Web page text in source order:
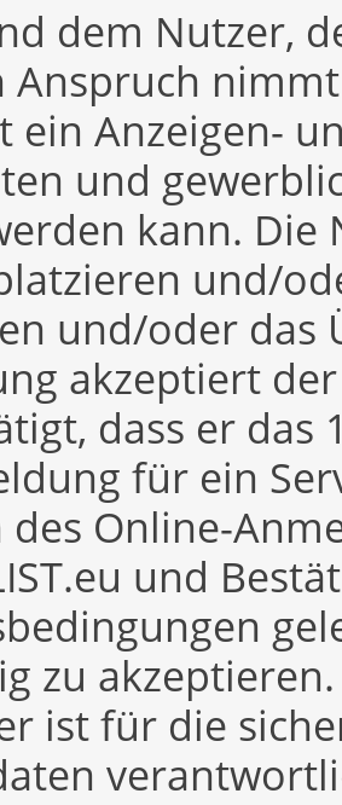
dem Nutzer,
Anspruch
ein Anzeigen-
und
kann. Die
und/
und/oder das
akzeptiert
dass er das
für ein
des Online-
und
zu akzeptieren.
ist für die